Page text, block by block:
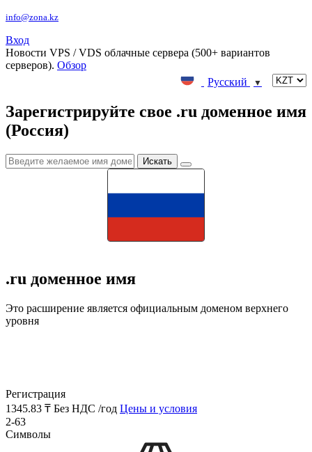
info@zona.kz
Вход
Новости VPS / VDS облачные сервера (500+ вариантов
серверов). Обзор
Русский
▼
Зарегистрируйте свое .ru доменное имя
(Россия)
.ru доменное имя
Это расширение является официальным доменом верхнего
уровня
Регистрация
1345.83 ₸ Без НДС /год Цены и условия
2-63
Символы